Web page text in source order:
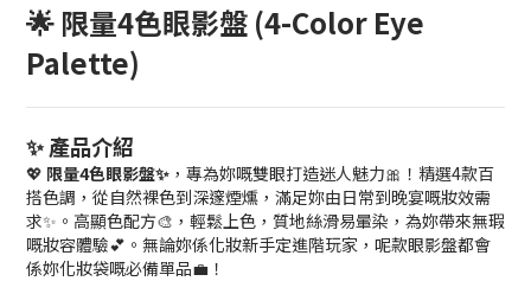
🌟 限量4色眼影盤 (4-Color Eye
Palette)
✨ 產品介紹
💖 限量4色眼影盤✨ ，專為妳嘅雙眼打造迷人魅力🎀！精選4款百
搭色調，從自然裸色到深邃煙燻，滿足妳由日常到晚宴嘅妝效需
求✨。高顯色配方🎨，輕鬆上色，質地絲滑易暈染，為妳帶來無瑕
嘅妝容體驗💕。無論妳係化妝新手定進階玩家，呢款眼影盤都會
係妳化妝袋嘅必備單品💼！